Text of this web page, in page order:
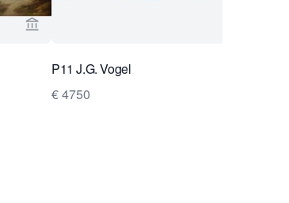
Voir la page vendeur de Van Brug Collection
P11 J.G. Vogel
€ 4750